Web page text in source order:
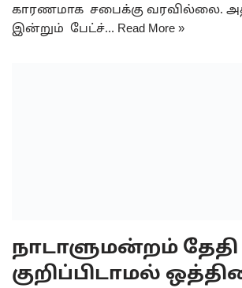
காரணமாக சபைக்கு வரவில்லை.
இன்றும் பேட்ச்… Read More »
நாடாளுமன்றம் தேதி
குறிப்பிடாமல்